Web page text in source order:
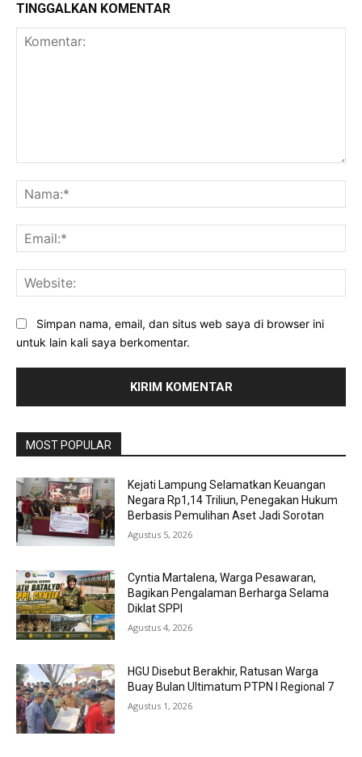
TINGGALKAN KOMENTAR
Simpan nama, email, dan situs web saya di browser ini
untuk lain kali saya berkomentar.
MOST POPULAR
Kejati Lampung Selamatkan Keuangan
Negara Rp1,14 Triliun, Penegakan Hukum
Berbasis Pemulihan Aset Jadi Sorotan
Agustus 5, 2026
Cyntia Martalena, Warga Pesawaran,
Bagikan Pengalaman Berharga Selama
Diklat SPPI
Agustus 4, 2026
HGU Disebut Berakhir, Ratusan Warga
Buay Bulan Ultimatum PTPN I Regional 7
Agustus 1, 2026